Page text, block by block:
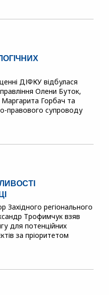
ДІФКУ відбулася
Олени Буток,
Маргарита Горбач та
правового супроводу
Західного регіонального
Трофимчук взяв
для потенційних
за пріоритетом